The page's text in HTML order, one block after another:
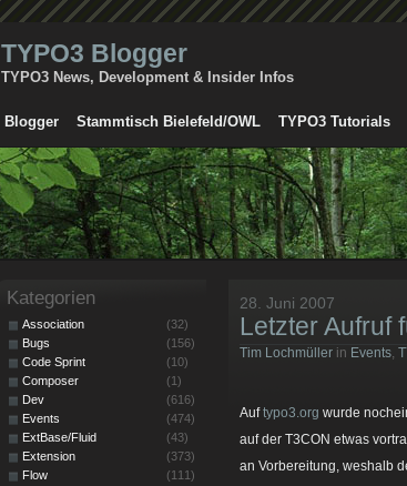
TYPO3 Blogger
TYPO3 News, Development & Insider Infos
Blogger Stammtisch Bielefeld/OWL TYPO3 Tutorials
28. Juni 2007
Letzter Aufruf
Tim Lochmüller in Events,
Auftypo3.org wurde
auf der T3CON etwas
an Vorbereitung, weshalb
Kategorien
Association
(32)
Bugs
(156)
Code Sprint
(10)
Composer
(1)
Dev
(616)
Events
(474)
ExtBase/Fluid
(43)
Extension
(373)
Flow
(111)